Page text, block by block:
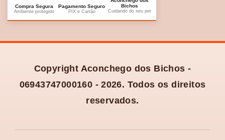
Compra Segura
Ambiente protegido
Pagamento Seguro
PIX e Cartão
Bichos
Cuidando do seu pet
Copyright Aconchego dos Bichos -
06943747000160 - 2026. Todos os direitos
reservados.